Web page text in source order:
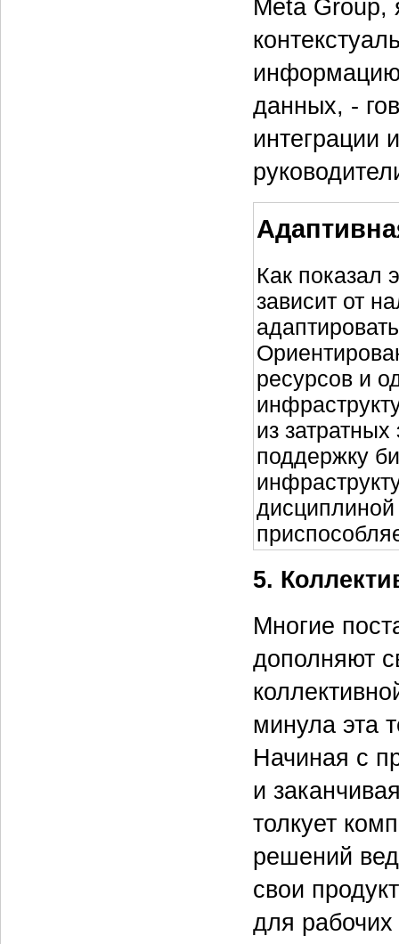
Meta Group,
данных, -
интеграции
Как показал
зависит от
ресурсов и
из
поддержку
5.
Многие
дополняют
минула эта
Начиная с
и
толкует
решений
свои
для